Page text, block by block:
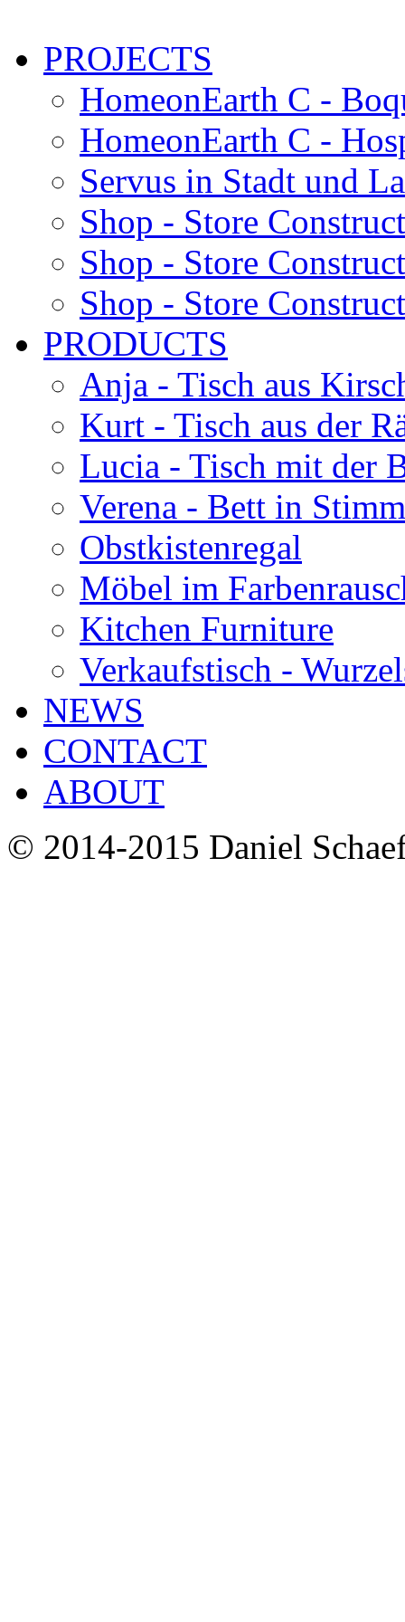
PROJECTS
HomeonEarth C -
HomeonEarth C -
Servus in Stadt und
Shop - Store
Shop - Store
Shop - Store
PRODUCTS
Anja - Tisch aus
Kurt - Tisch aus der
Lucia - Tisch mit der
Verena - Bett in
Obstkistenregal
Möbel im
Kitchen Furniture
Verkaufstisch -
NEWS
CONTACT
ABOUT
© 2014-2015 Daniel